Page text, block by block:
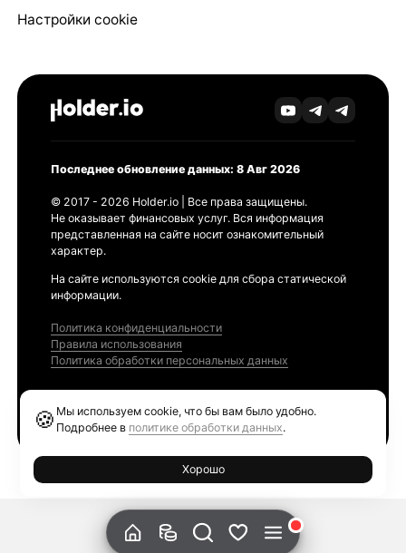
Настройки cookie
Последнее обновление данных: 8 Авг 2026
© 2017 - 2026 Holder.io | Все права защищены.
Не оказывает финансовых услуг. Вся информация
представленная на сайте носит ознакомительный
характер.
На сайте используются cookie для сбора статической
информации.
Политика конфиденциальности
Правила использования
Политика обработки персональных данных
🍪 Мы используем cookie, что бы вам было удобно.
Подробнее в политике обработки данных.
Хорошо
Ethereum GAS Tracker